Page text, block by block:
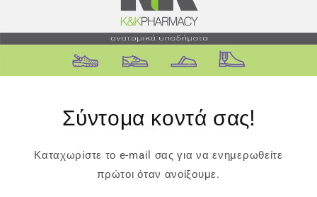
Σύντομα κοντά σας!
Καταχωρίστε το e-mail σας για να ενημερωθείτε
πρώτοι όταν ανοίξουμε.